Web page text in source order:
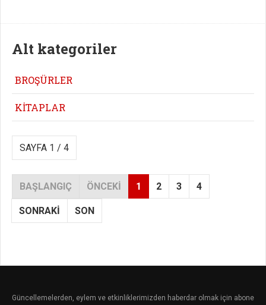
Alt kategoriler
BROŞÜRLER
KİTAPLAR
SAYFA 1 / 4
BAŞLANGIÇ ÖNCEKI 1 2 3 4
SONRAKI SON
Güncellemelerden, eylem ve etkinliklerimizden haberdar olmak için abone